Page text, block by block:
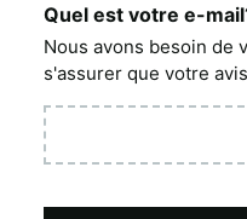
Quel est votre e-
Nous avons besoin de
s'assurer que votre